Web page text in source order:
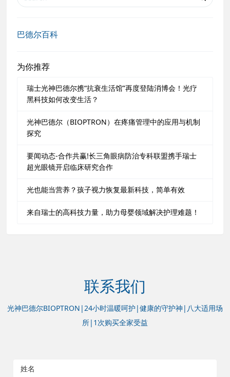
巴德尔百科
为你推荐
瑞士光神巴德尔携“抗衰生活馆”再度登陆消博会！光疗
黑科技如何改变生活？
光神巴德尔（BIOPTRON）在疼痛管理中的应用与机制
探究
要闻动态-合作共赢!长三角眼病防治专科联盟携手瑞士
超光眼镜开启临床研究合作
光也能当营养？孩子视力恢复最新科技，简单有效
来自瑞士的高科技力量，助力母婴领域解决护理难题！
联系我们
光神巴德尔BIOPTRON|24小时温暖呵护|健康的守护神|八大适用场
所|1次购买全家受益